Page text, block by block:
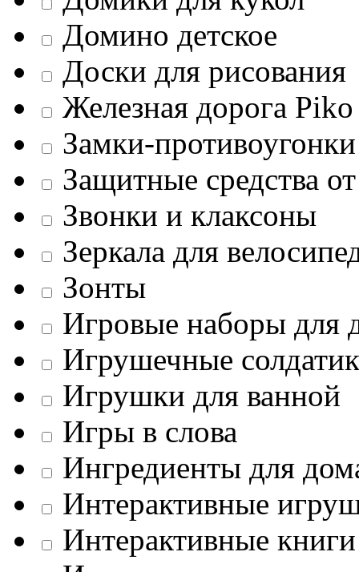
Домино детское
Доски для рисования
Железная дорога Piko
Замки-противоугонки
Защитные средства
Звонки и клаксоны
Зеркала для
Зонты
Игровые наборы для
Игрушечные
Игрушки для ванной
Игры в слова
Ингредиенты для
Интерактивные
Интерактивные